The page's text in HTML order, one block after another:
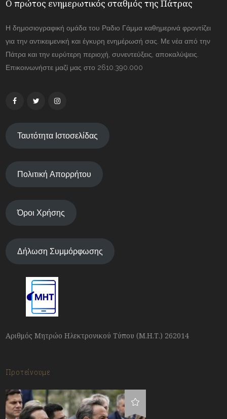
Ο πρώτος ενημερωτικός σταθμός της Πάτρας
Η δημοσιογραφική ομάδα του Ραδιο Γάμμα καθημερινά φροντίζει
για την αντικειμενική και έγκυρη ενημέρωσή σας. Με νέα από την
Πάτρα και την ευρύτερη περιοχή, συνεντεύξεις, αποκαλύψεις.
Επικοινωνήστε μαζί μας στο 2610.390.000
Ταυτότητα Ιστοσελίδας
Πολιτική Απορρήτου
Όροι Χρήσης
Δήλωση Συμμόρφωσης
Αριθμός Μητρώο Ηλεκτρονικού Τύπου (Μ.Η.Τ.) 262014
Προτείνουμε